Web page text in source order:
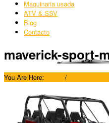
Maquinaria usada
ATV & SSV
Blog
Contacto
maverick-sport-
You Are Here: /